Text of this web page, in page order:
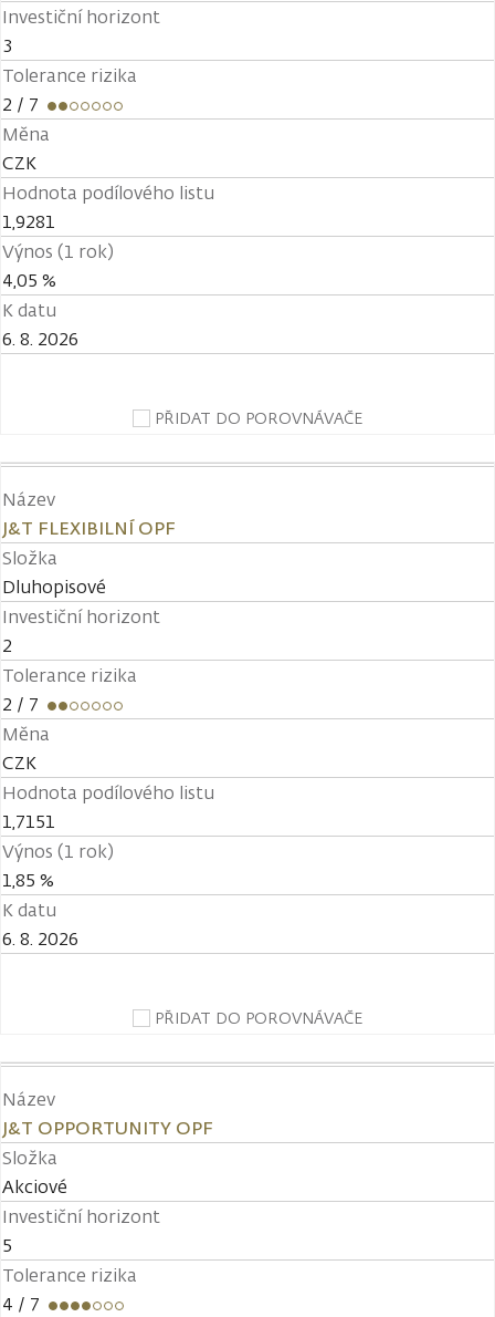
Investiční horizont
3
Tolerance rizika
2 / 7
Měna
CZK
Hodnota podílového listu
1,9281
Výnos (1 rok)
4,05 %
K datu
6. 8. 2026
PŘIDAT DO POROVNÁVAČE
Název
J&T FLEXIBILNÍ OPF
Složka
Dluhopisové
Investiční horizont
2
Tolerance rizika
2 / 7
Měna
CZK
Hodnota podílového listu
1,7151
Výnos (1 rok)
1,85 %
K datu
6. 8. 2026
PŘIDAT DO POROVNÁVAČE
Název
J&T OPPORTUNITY OPF
Složka
Akciové
Investiční horizont
5
Tolerance rizika
4 / 7